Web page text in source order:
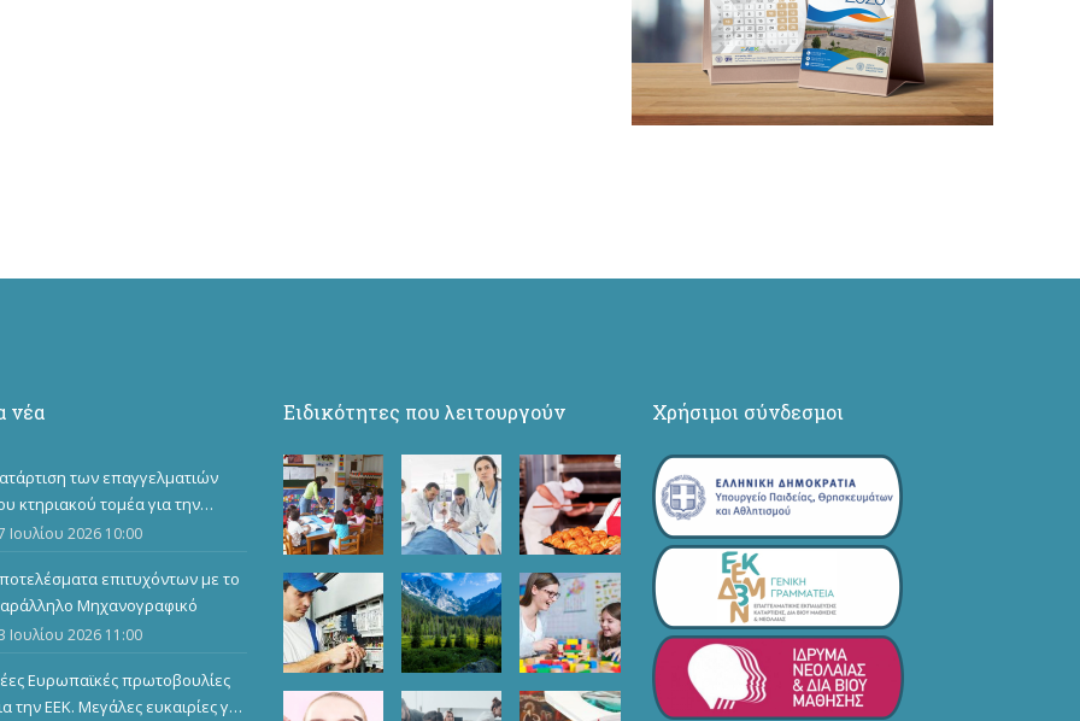
νέα
των επαγγελματιών
κτηριακού τομέα για την
επιπλέον
Ιουλίου 2026 10:00
επιτυχόντων με το
Μηχανογραφικό
Ιουλίου 2026 11:00
Ευρωπαϊκές πρωτοβουλίες
την ΕΕΚ. Μεγάλες ευκαιρίες για
Ειδικότητες που λειτουργούν Χρήσιμοι σύνδεσμοι